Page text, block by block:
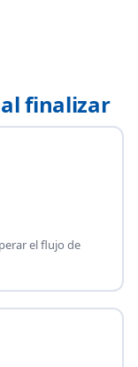
finalizar
el flujo de